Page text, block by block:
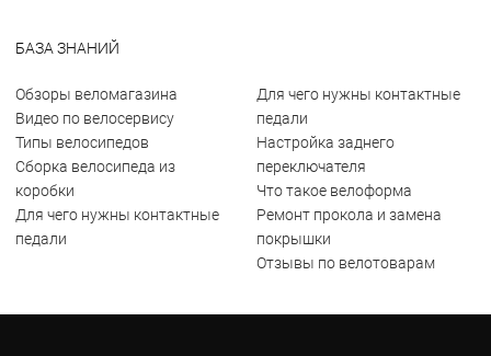
БАЗА ЗНАНИЙ
Обзоры веломагазина
Видео по велосервису
Типы велосипедов
Сборка велосипеда из
коробки
Для чего нужны контактные
педали
Для чего нужны контактные
педали
Настройка заднего
переключателя
Что такое велоформа
Ремонт прокола и замена
покрышки
Отзывы по велотоварам